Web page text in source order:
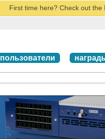
First time here? Check out the
пользователи